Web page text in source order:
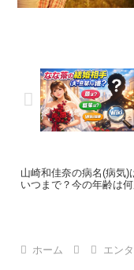
山崎和佳奈の病名(病気)
いつまで？今の年齢は何
ホーム エン